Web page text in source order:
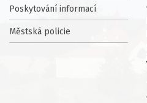
Poskytování informací
Městská policie